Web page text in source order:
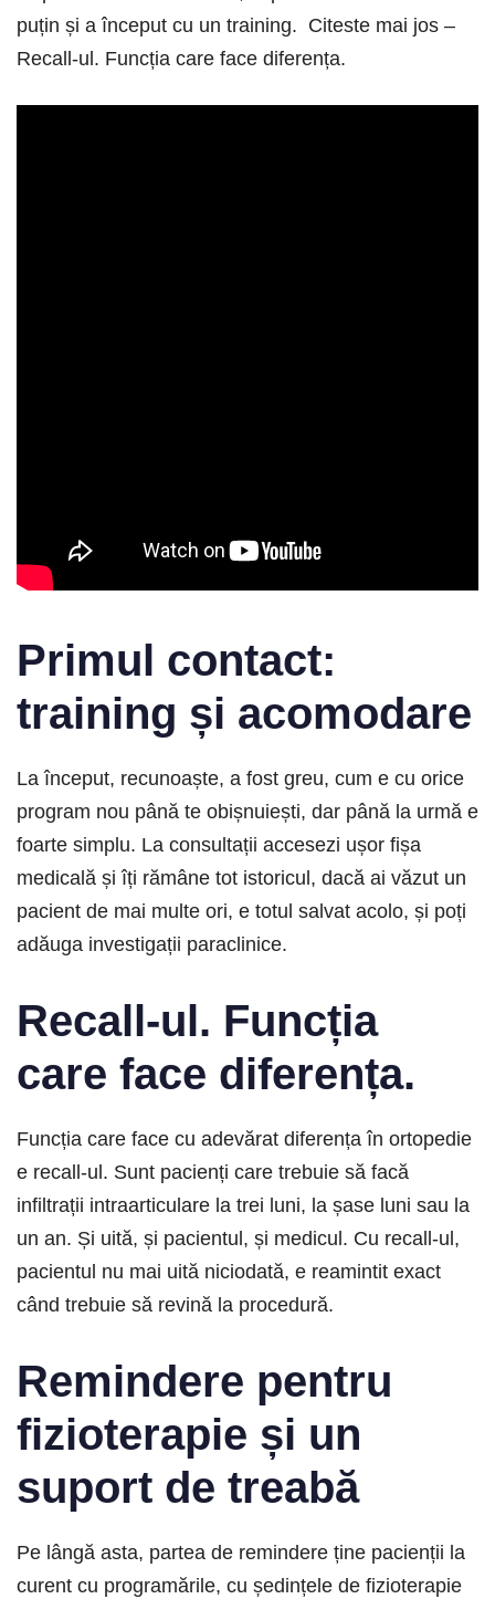
puțin și a început cu un training. Citeste mai jos –
Recall-ul. Funcția care face diferența.
Primul contact:
training și acomodare
La început, recunoaște, a fost greu, cum e cu orice
program nou până te obișnuiești, dar până la urmă e
foarte simplu. La consultații accesezi ușor fișa
medicală și îți rămâne tot istoricul, dacă ai văzut un
pacient de mai multe ori, e totul salvat acolo, și poți
adăuga investigații paraclinice.
Recall-ul. Funcția
care face diferența.
Funcția care face cu adevărat diferența în ortopedie
e recall-ul. Sunt pacienți care trebuie să facă
infiltrații intraarticulare la trei luni, la șase luni sau la
un an. Și uită, și pacientul, și medicul. Cu recall-ul,
pacientul nu mai uită niciodată, e reamintit exact
când trebuie să revină la procedură.
Remindere pentru
fizioterapie și un
suport de treabă
Pe lângă asta, partea de remindere ține pacienții la
curent cu programările, cu ședințele de fizioterapie